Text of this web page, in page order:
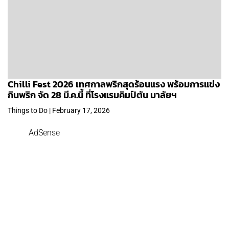
Chilli Fest 2026 เทศกาลพริกสุดร้อนแรง พร้อมการแข่ง
กินพริก จัด 28 มี.ค.นี้ ที่โรงแรมคิมป์ตัน มาลัยฯ
Things to Do | February 17, 2026
AdSense